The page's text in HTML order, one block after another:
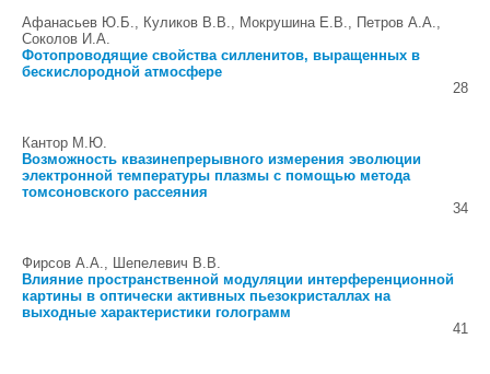
Афанасьев Ю.Б., Куликов В.В., Мокрушина Е.В., Петров А.А.,
Соколов И.А.
Фотопроводящие свойства силленитов, выращенных в
бескислородной атмосфере
28
Кантор М.Ю.
Возможность квазинепрерывного измерения эволюции
электронной температуры плазмы с помощью метода
томсоновского рассеяния
34
Фирсов А.А., Шепелевич В.В.
Влияние пространственной модуляции интерференционной
картины в оптически активных пьезокристаллах на
выходные характеристики голограмм
41